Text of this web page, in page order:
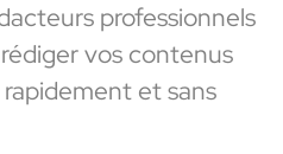
professionnels
vos contenus
et sans